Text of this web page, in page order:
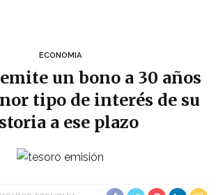
ECONOMIA
un bono a 30 años
tipo de interés de su
a ese plazo